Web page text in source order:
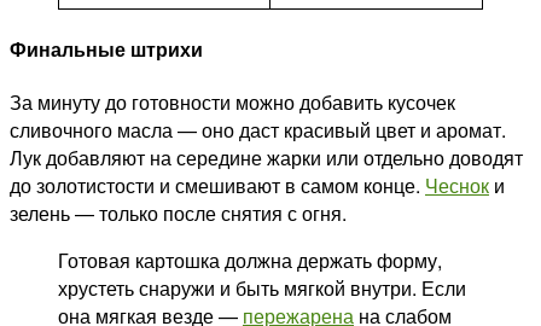
Финальные штрихи
За минуту до готовности можно добавить кусочек
сливочного масла — оно даст красивый цвет и аромат.
Лук добавляют на середине жарки или отдельно доводят
до золотистости и смешивают в самом конце. Чеснок и
зелень — только после снятия с огня.
Готовая картошка должна держать форму,
хрустеть снаружи и быть мягкой внутри. Если
она мягкая везде — пережарена на слабом